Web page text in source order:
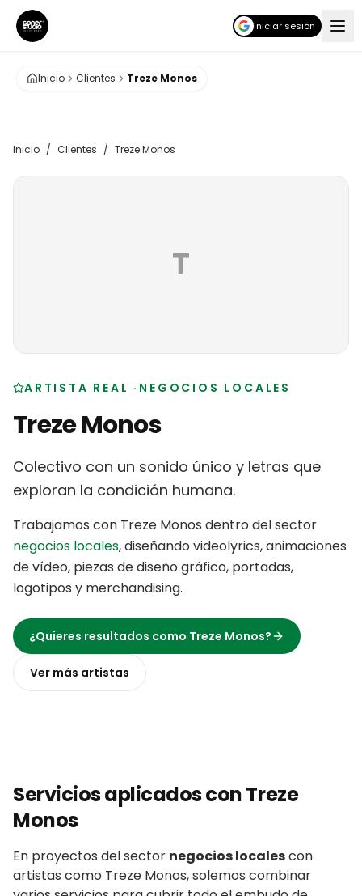
Iniciar sesión
Inicio Clientes Treze Monos
Inicio / Clientes / Treze Monos
T
ARTISTA REAL · NEGOCIOS LOCALES
Treze Monos
Colectivo con un sonido único y letras que
exploran la condición humana.
Trabajamos con Treze Monos dentro del sector
negocios locales,diseñando videolyrics, animaciones
de vídeo, piezas de diseño gráfico, portadas,
logotipos y merchandising.
¿Quieres resultados como Treze Monos?
Ver más artistas
Servicios aplicados conTreze
Monos
En proyectos del sector negocios localescon
artistas como Treze Monos, solemos combinar